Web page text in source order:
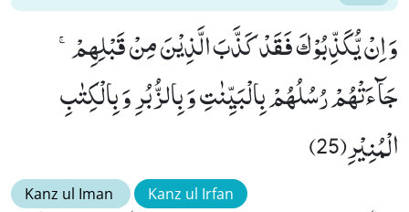
وَ اِنْ یُّكَذِّبُوْكَ فَقَدْ كَذَّبَ الَّذِیْنَ مِنْ قَبْلِهِمْۚ-
جَآءَتْهُمْ رُسُلُهُمْ بِالْبَیِّنٰتِ وَ بِالزُّبُرِ وَ بِالْكِتٰبِ
الْمُنِیْرِ(25)
Kanz ul Iman Kanz ul Irfan